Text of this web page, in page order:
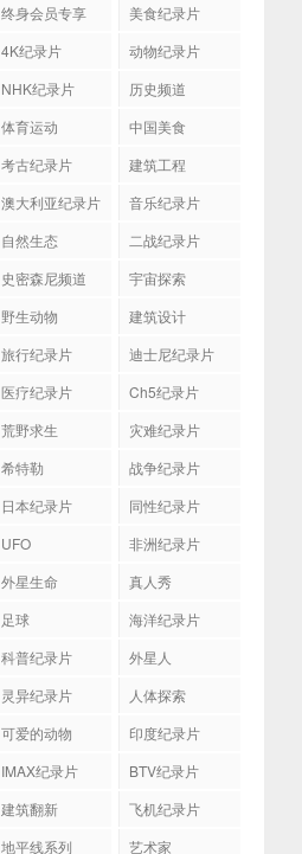
终身会员专享
美食纪录片
4K纪录片
动物纪录片
NHK纪录片
历史频道
体育运动
中国美食
考古纪录片
建筑工程
澳大利亚纪录片
音乐纪录片
自然生态
二战纪录片
史密森尼频道
宇宙探索
野生动物
建筑设计
旅行纪录片
迪士尼纪录片
医疗纪录片
Ch5纪录片
荒野求生
灾难纪录片
希特勒
战争纪录片
日本纪录片
同性纪录片
UFO
非洲纪录片
外星生命
真人秀
足球
海洋纪录片
科普纪录片
外星人
灵异纪录片
人体探索
可爱的动物
印度纪录片
IMAX纪录片
BTV纪录片
建筑翻新
飞机纪录片
地平线系列
艺术家